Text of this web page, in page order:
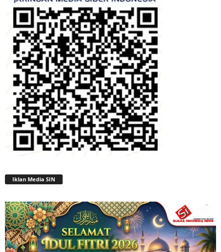
Iklan Media SIN